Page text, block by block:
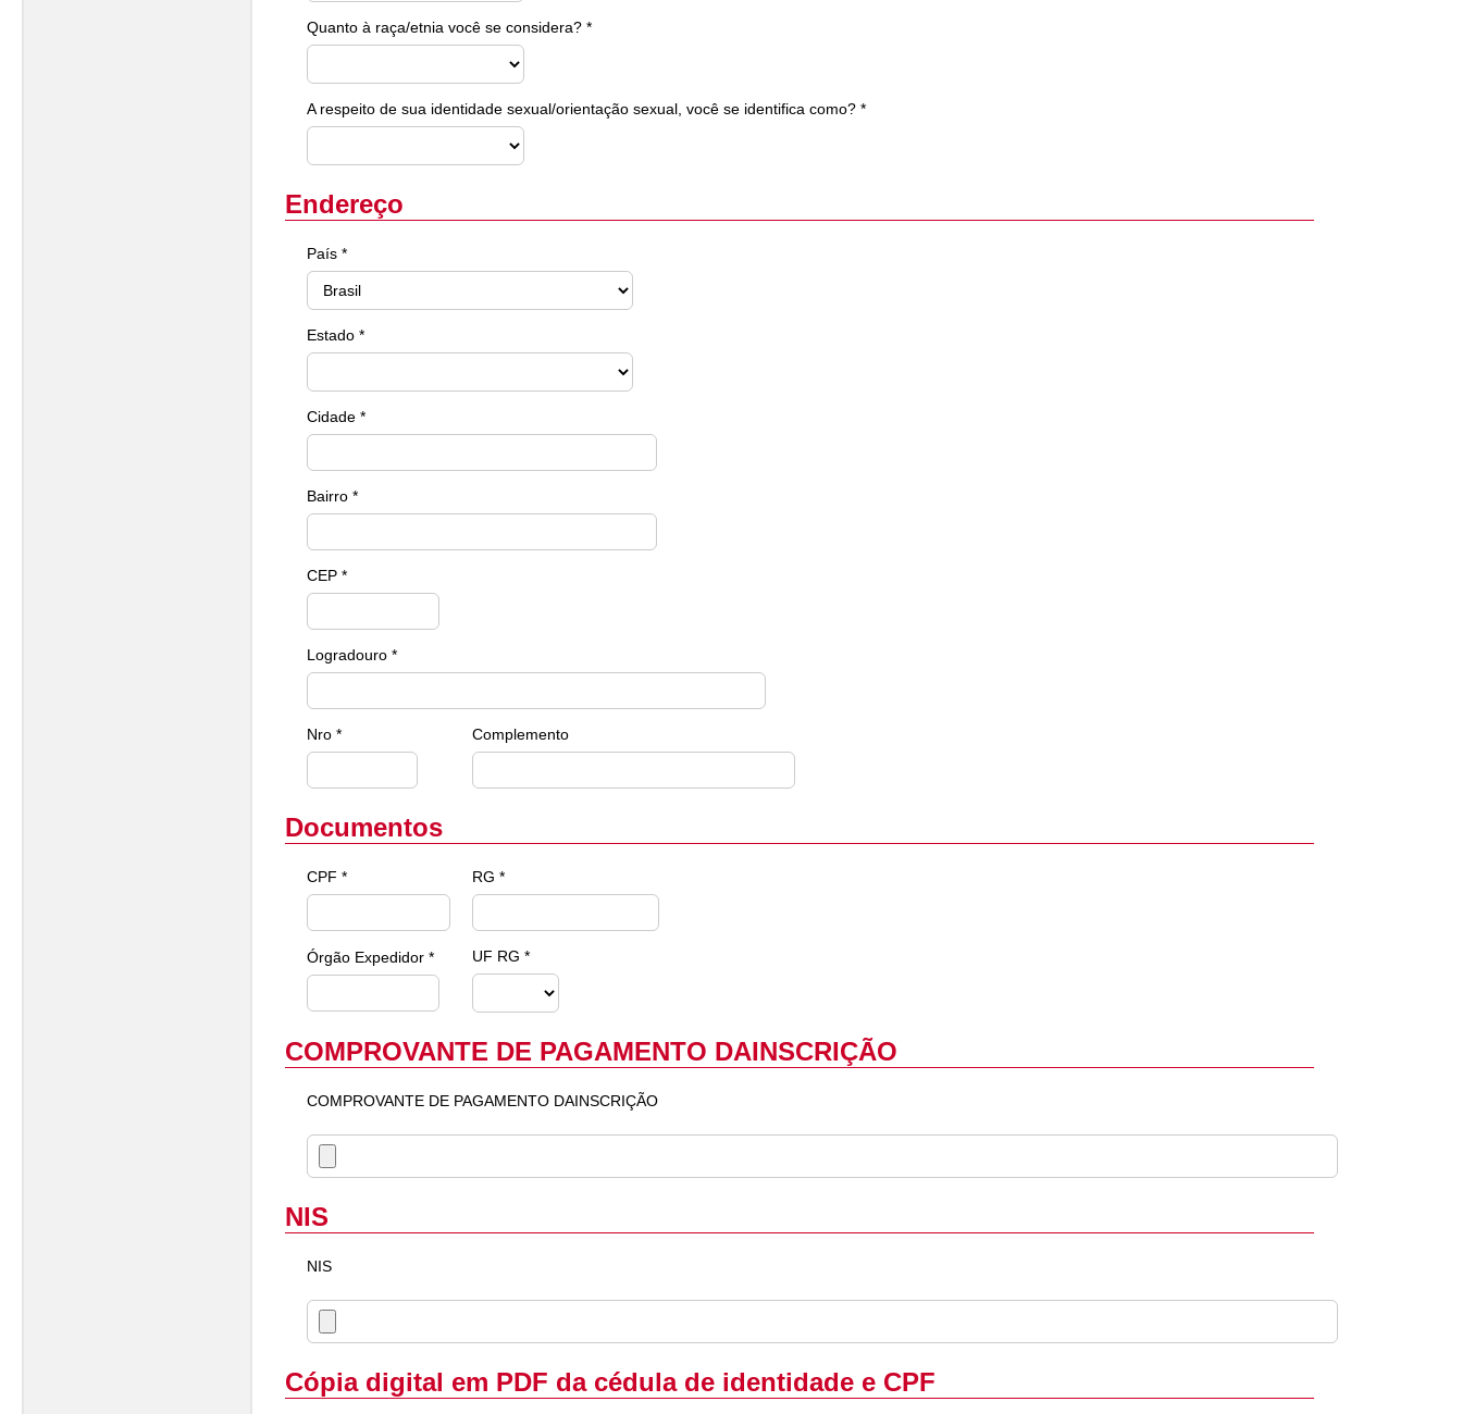
Quanto à raça/etnia você se considera? *
A respeito de sua identidade sexual/orientação sexual, você se identifica como? *
Endereço
País *
Estado *
Cidade *
Bairro *
CEP *
Logradouro *
Nro * Complemento
Documentos
CPF * RG *
Órgão Expedidor * UF RG *
COMPROVANTE DE PAGAMENTO DAINSCRIÇÃO
COMPROVANTE DE PAGAMENTO DAINSCRIÇÃO
NIS
NIS
Cópia digital em PDF da cédula de identidade e CPF